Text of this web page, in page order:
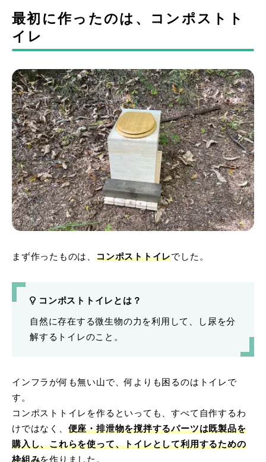
最初に作ったのは、コンポストト
イレ
まず作ったものは、コンポストトイレでした。
コンポストトイレとは？
自然に存在する微生物の力を利用して、し尿を分
解するトイレのこと。
インフラが何も無い山で、何よりも困るのはトイレで
す。
コンポストトイレを作るといっても、すべて自作するわ
けではなく、 便座・排泄物を撹拌するパーツは既製品を
購入し、これらを使って、トイレとして利用するための
枠組みを作りました。